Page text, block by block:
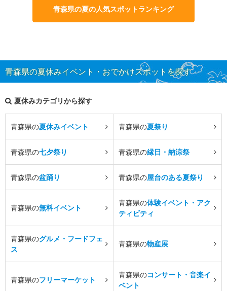
青森県の夏の人気スポットランキング
青森県の夏休みイベント・おでかけスポットを探す
夏休みカテゴリから探す
青森県の夏休みイベント 青森県の夏祭り
青森県の七夕祭り 青森県の縁日・納涼祭
青森県の盆踊り 青森県の屋台のある夏祭り
青森県の無料イベント
青森県の体験イベント・アク
ティビティ
青森県のグルメ・フードフェ
ス
青森県の物産展
青森県のフリーマーケット
青森県のコンサート・音楽イ
ベント